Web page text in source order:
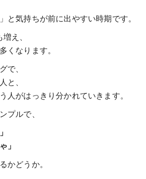
と気持ちが前に出やすい時期です。
え、
くなります。
で、
と、
人がはっきり分かれていきます。
プルで、
」
かどうか。